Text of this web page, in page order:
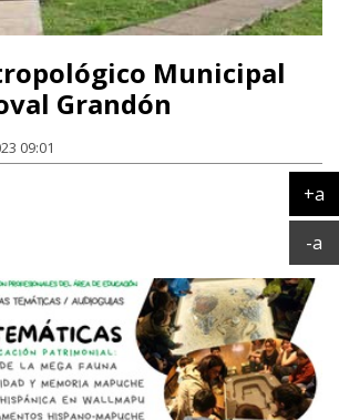
Municipal
Grandón
09:01
Antropológico Municipal Rosa+a
-a